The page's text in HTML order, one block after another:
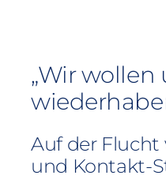
„Wir wollen
Auf der Flucht
und Kontakt-